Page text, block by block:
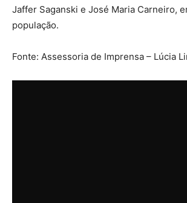
Jaffer Saganski e José Maria Carneiro,
população.
Fonte: Assessoria de Imprensa – Lúcia